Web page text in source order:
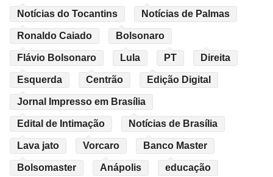
Notícias do Tocantins Notícias de Palmas
Ronaldo Caiado Bolsonaro
Flávio Bolsonaro Lula PT Direita
Esquerda Centrão Edição Digital
Jornal Impresso em Brasília
Edital de Intimação Notícias de Brasília
Lava jato Vorcaro Banco Master
Bolsomaster Anápolis educação